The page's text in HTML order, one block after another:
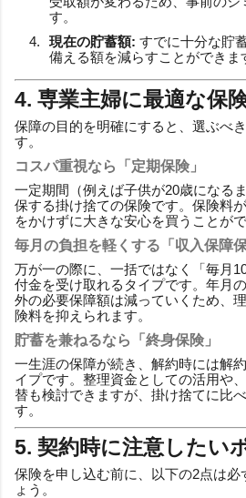
す。
現在の貯蓄額: すでに十分な貯
備える額を減らすことができま
4. 専業主婦に最適な保
保障の目的を明確にすると、選ぶべ
す。
コスパ重視なら「定期保険」
一定期間（例えば子供が20歳になる
保する掛け捨ての保険です。保険料
をかけずに大きな安心を買うことがで
毎月の負担を軽くする「収入保障保
万が一の際に、一括ではなく「毎月
付金を受け取れるタイプです。年月
外の必要保障額は減っていくため、
険料を抑えられます。
貯蓄を兼ねるなら「終身保険」
一生涯の保障が続き、解約時には解
イプです。整理資金としての活用や
替も検討できますが、掛け捨てに比
す。
5. 契約時に注意したい
保険を申し込む前に、以下の2点は必
ょう。